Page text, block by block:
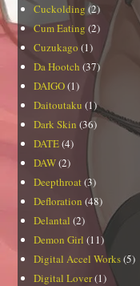
Cuckolding(2)
Cum Eating (2)
Cuzukago (1)
Da Hootch (37)
DAIGO(1)
Daitoutaku (1)
Dark Skin (36)
DATE(4)
DAW(2)
Deepthroat(3)
Defloration (48)
Delantal (2)
Demon Girl (11)
Digital Accel Works(5)
Digital Lover(1)